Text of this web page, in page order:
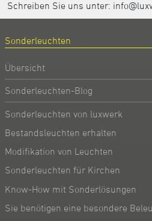
Schreiben Sie uns unter:
Sonderleuchten
Übersicht
Sonderleuchten-Blog
Sonderleuchten von luxwerk
Bestandsleuchten erhalten
Modifikation von Leuchten
Sonderleuchten für Kirchen
Know-How mit Sonderlösungen
Sie benötigen eine besondere